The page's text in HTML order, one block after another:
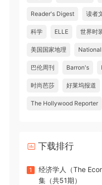
Reader's Digest 读者
科学 ELLE 世界时
美国国家地理
巴伦周刊 Barron's
时尚芭莎 好莱坞报道
The Hollywood Reporter
下载排行
1
经济学人（The
集（共51期）